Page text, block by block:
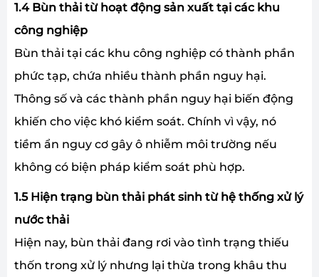
1.4 Bùn thải từ hoạt động sản xuất tại các khu
công nghiệp
Bùn thải tại các khu công nghiệp có thành phần
phức tạp, chứa nhiều thành phần nguy hại.
Thông số và các thành phần nguy hại biến động
khiến cho việc khó kiểm soát. Chính vì vậy, nó
tiềm ẩn nguy cơ gây ô nhiễm môi trường nếu
không có biện pháp kiểm soát phù hợp.
1.5 Hiện trạng bùn thải phát sinh từ hệ thống xử lý
nước thải
Hiện nay, bùn thải đang rơi vào tình trạng thiếu
thốn trong xử lý nhưng lại thừa trong khâu thu